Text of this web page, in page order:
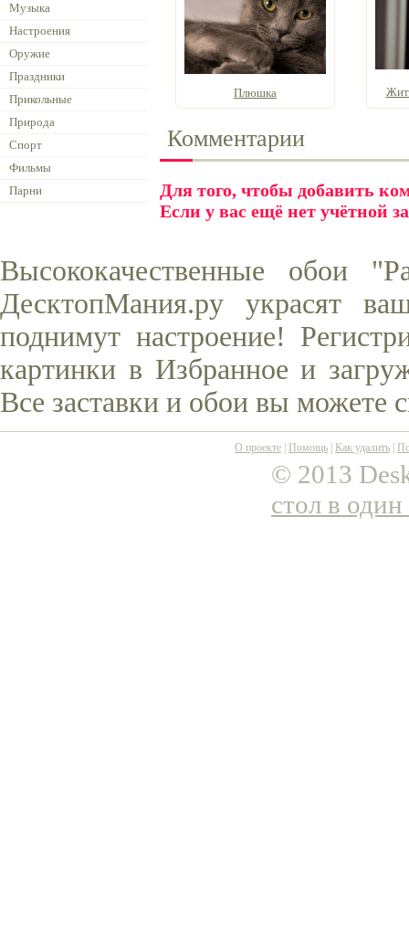
Музыка
Настроения
Оружие
Праздники
Прикольные
Природа
Спорт
Фильмы
Парни
Плюшка
Комментарии
Для того, чтобы добавить
Если у вас ещё нет учётной
Высококачественные обои
ДесктопМания.ру украсят
поднимут настроение!
картинки в Избранное и
Все заставки и обои вы можете
О проекте Помощь Как удалить
© 2013
стол в